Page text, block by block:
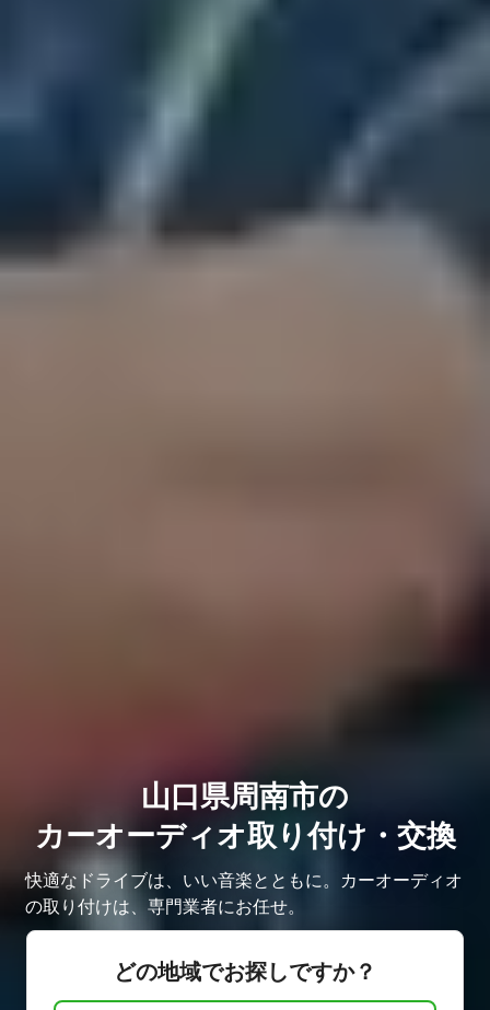
山口県周南市の
カーオーディオ取り付け・交換
快適なドライブは、いい音楽とともに。カーオーディオ
の取り付けは、専門業者にお任せ。
どの地域でお探しですか？